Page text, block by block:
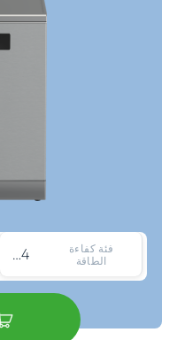
فئة كفاءة
الطاقة
4*